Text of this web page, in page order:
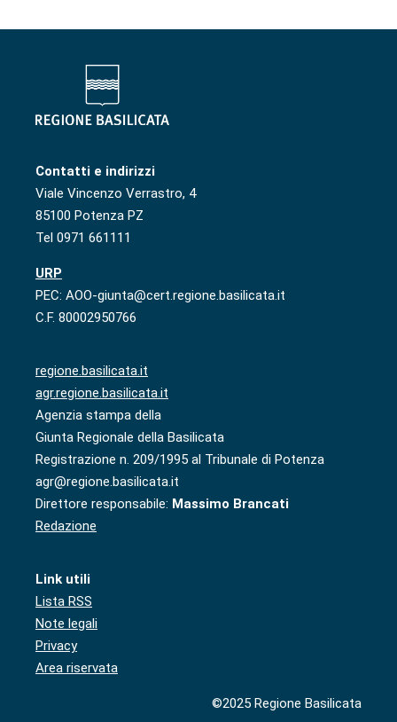
Contatti e indirizzi
Viale Vincenzo Verrastro, 4
85100 Potenza PZ
Tel 0971 661111
URP
PEC: AOO-giunta@cert.regione.basilicata.it
C.F. 80002950766
regione.basilicata.it
agr.regione.basilicata.it
Agenzia stampa della
Giunta Regionale della Basilicata
Registrazione n. 209/1995 al Tribunale di Potenza
agr@regione.basilicata.it
Direttore responsabile: Massimo Brancati
Redazione
Link utili
Lista RSS
Note legali
Privacy
Area riservata
©2025 Regione Basilicata